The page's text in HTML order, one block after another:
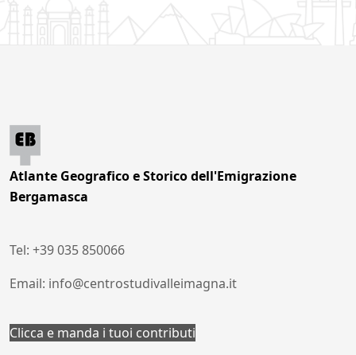
Atlante Geografico e Storico dell'Emigrazione
Bergamasca
Tel: +39 035 850066
Email: info@centrostudivalleimagna.it
Clicca e manda i tuoi contributi